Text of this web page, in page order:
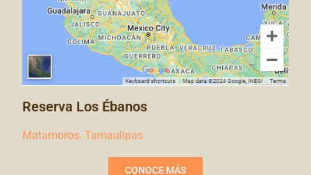
Reserva Los Ébanos
Matamoros. Tamaulipas
CONOCE MÁS